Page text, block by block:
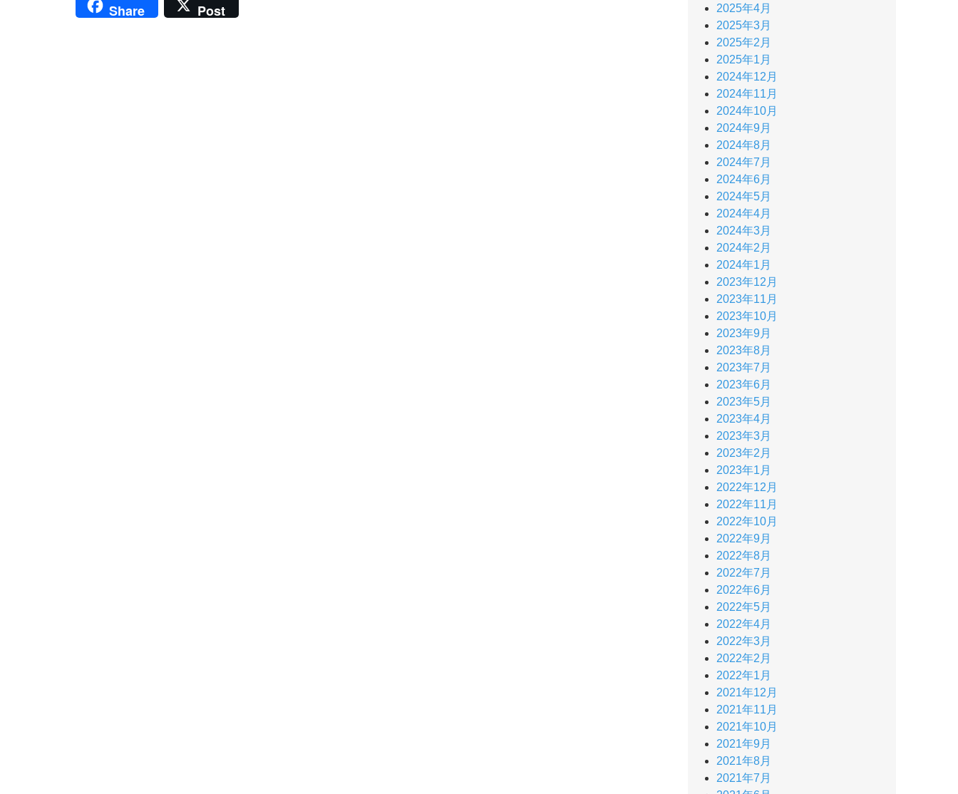
Share Post
2025年4月
2025年3月
2025年2月
2025年1月
2024年12月
2024年11月
2024年10月
2024年9月
2024年8月
2024年7月
2024年6月
2024年5月
2024年4月
2024年3月
2024年2月
2024年1月
2023年12月
2023年11月
2023年10月
2023年9月
2023年8月
2023年7月
2023年6月
2023年5月
2023年4月
2023年3月
2023年2月
2023年1月
2022年12月
2022年11月
2022年10月
2022年9月
2022年8月
2022年7月
2022年6月
2022年5月
2022年4月
2022年3月
2022年2月
2022年1月
2021年12月
2021年11月
2021年10月
2021年9月
2021年8月
2021年7月